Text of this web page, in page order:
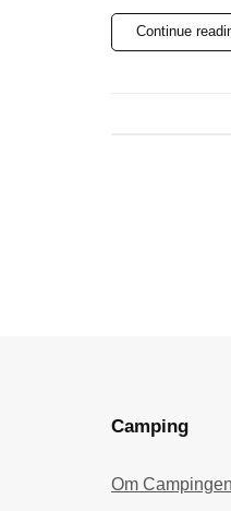
Continue
Camping
Om Campingen